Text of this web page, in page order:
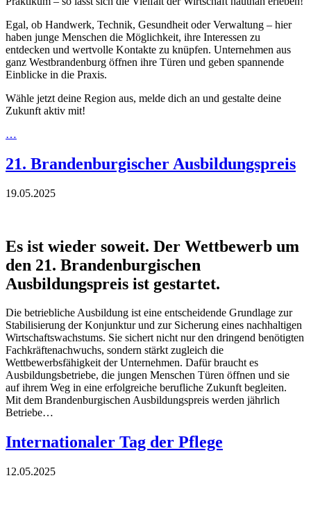
Egal, ob Handwerk, Technik, Gesundheit oder Verwaltung – hier
haben junge Menschen die Möglichkeit, ihre Interessen zu
entdecken und wertvolle Kontakte zu knüpfen. Unternehmen aus
ganz Westbrandenburg öffnen ihre Türen und geben spannende
Einblicke in die Praxis.
Wähle jetzt deine Region aus, melde dich an und gestalte deine
Zukunft aktiv mit!
…
21. Brandenburgischer Ausbildungspreis
19.05.2025
Es ist wieder soweit. Der Wettbewerb um
den 21. Brandenburgischen
Ausbildungspreis ist gestartet.
Die betriebliche Ausbildung ist eine entscheidende Grundlage zur
Stabilisierung der Konjunktur und zur Sicherung eines nachhaltigen
Wirtschaftswachstums. Sie sichert nicht nur den dringend benötigten
Fachkräftenachwuchs, sondern stärkt zugleich die
Wettbewerbsfähigkeit der Unternehmen. Dafür braucht es
Ausbildungsbetriebe, die jungen Menschen Türen öffnen und sie
auf ihrem Weg in eine erfolgreiche berufliche Zukunft begleiten.
Mit dem Brandenburgischen Ausbildungspreis werden jährlich
Betriebe…
Internationaler Tag der Pflege
12.05.2025